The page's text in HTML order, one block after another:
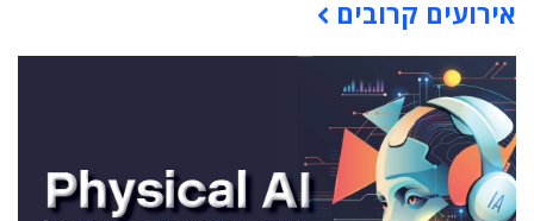
אירועים קרובים